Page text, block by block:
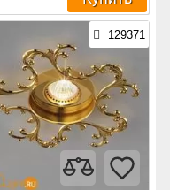
129371